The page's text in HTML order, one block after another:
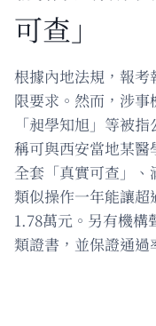
可查」
根據內地法規，報
限要求。然而，涉
「昶學知旭」等被
稱可與西安當地某
全套「真實可查」、
類似操作一年能讓
1.78萬元。另有機構
類證書，並保證通過